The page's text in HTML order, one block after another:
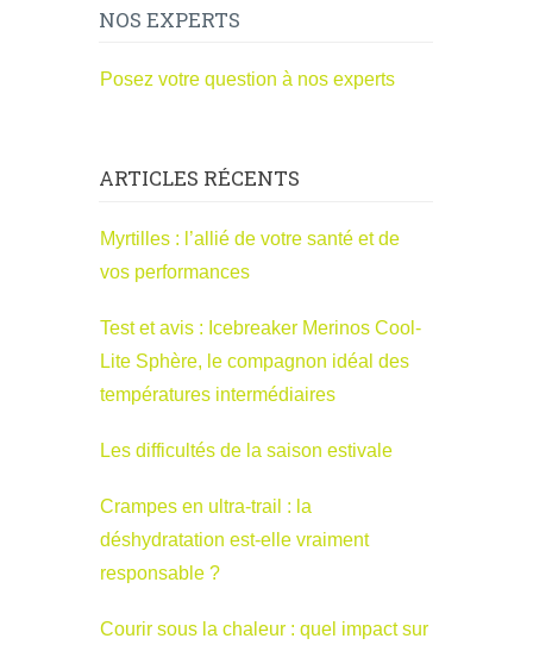
NOS EXPERTS
Posez votre question à nos experts
ARTICLES RÉCENTS
Myrtilles : l’allié de votre santé et de
vos performances
Test et avis : Icebreaker Merinos Cool-
Lite Sphère, le compagnon idéal des
températures intermédiaires
Les difficultés de la saison estivale
Crampes en ultra-trail : la
déshydratation est-elle vraiment
responsable ?
Courir sous la chaleur : quel impact sur